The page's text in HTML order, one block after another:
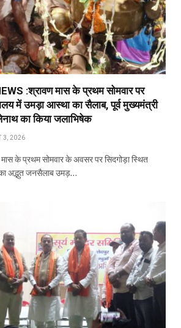
:श्रावण मास के प्रथम सोमवार पर
में उमड़ा आस्था का सैलाब, पूर्व मुख्यमंत्री
का किया जलाभिषेक
3, 2026
के प्रथम सोमवार के अवसर पर सिदगोड़ा स्थित
अद्भुत जनसैलाब उमड़…